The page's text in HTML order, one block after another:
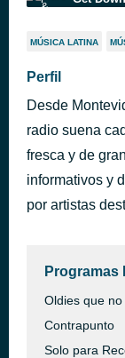
Shake
Que
Gibson
Last
Indeep
MÚSICA LATINA
Perfil
Desde
radio suena
fresca y de
informativos y
por artistas
Programas
Oldies que
Contrapunto
Solo para